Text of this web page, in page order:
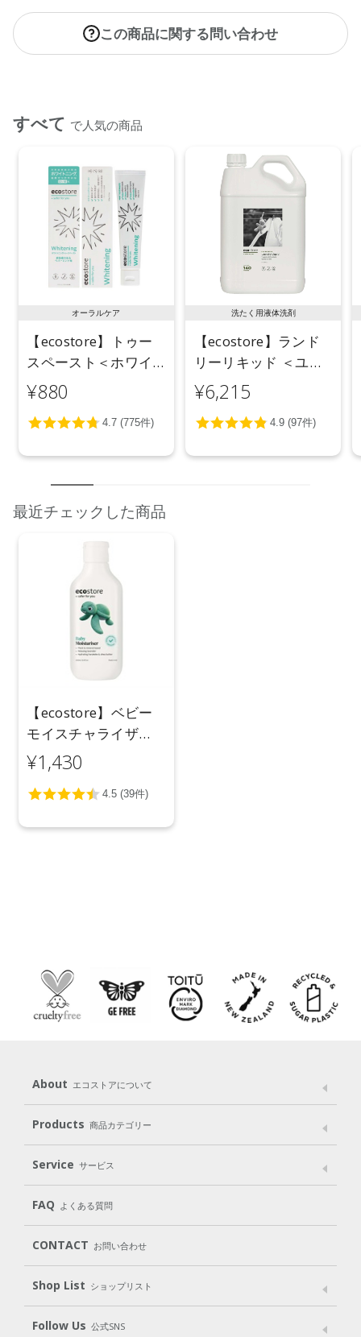
この商品に関する問い合わせ
すべて で人気の商品
オーラルケア
【ecostore】トゥー
スペースト＜ホワイ
トニング＞ 100g
¥880
洗たく用液体洗剤
【ecostore】ランド
リーリキッド ＜ユー
カリ＞ 5L
¥6,215
最近チェックした商品
【ecostore】ベビー
モイスチャライザ
ー 200mL
¥1,430
About エコストアについて
メッセージ ブランドストーリー
パッケージへのこだわり
動物実験をしない
Products 商品カテゴリー
Laundry
Cleaning Baby Kids
Body（ボディ） Hair（ヘア） Oral care（オーラルケア）
Goods （グッズ）
Gift set
Service サービス
User Guide
Subscription（定期便）
FAQ よくある質問
CONTACT お問い合わせ
Shop List ショップリスト
Shop List
Follow Us 公式SNS